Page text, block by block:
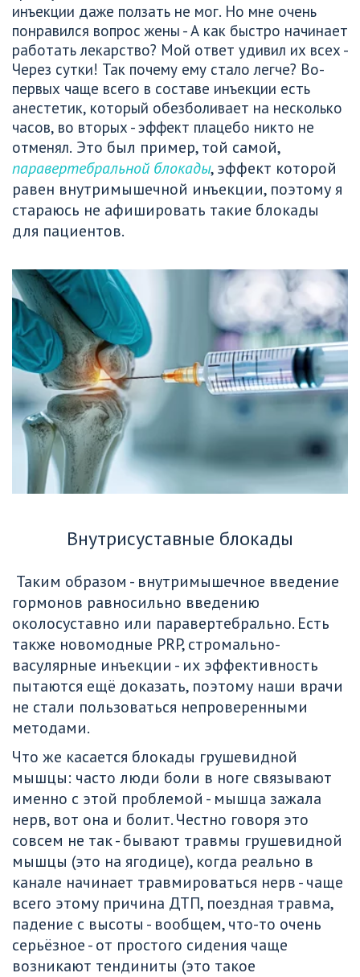
инъекции даже ползать не мог. Но мне очень
понравился вопрос жены - А как быстро начинает
работать лекарство? Мой ответ удивил их всех -
Через сутки! Так почему ему стало легче? Во-
первых чаще всего в составе инъекции есть
анестетик, который обезболивает на несколько
часов, во вторых - эффект плацебо никто не
отменял.
Это был пример, той самой,
паравертебральной блокады, эффект которой
равен внутримышечной инъекции, поэтому я
стараюсь не афишировать такие блокады
для пациентов.
Внутрисуставные блокады
гормонов равносильно введению
околосуставно или паравертебрально. Есть
также новомодные PRP, стромально-
васулярные инъекции - их эффективность
пытаются ещё доказать, поэтому наши врачи
не стали пользоваться непроверенными
методами.
Что же касается блокады грушевидной
мышцы: часто люди боли в ноге связывают
именно с этой проблемой - мышца зажала
нерв, вот она и болит. Честно говоря это
совсем не так - бывают травмы грушевидной
мышцы (это на ягодице), когда реально в
канале начинает травмироваться нерв - чаще
всего этому причина ДТП, поездная травма,
падение с высоты - вообщем, что-то очень
серьёзное - от простого сидения чаще
возникают тендиниты (это такое